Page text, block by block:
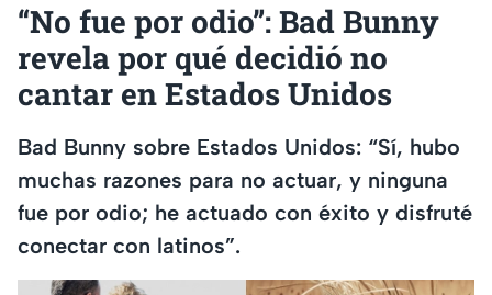
“No fue por odio”: Bad Bunny
revela por qué decidió no
cantar en Estados Unidos
Bad Bunny sobre Estados Unidos: “Sí, hubo
muchas razones para no actuar, y ninguna
fue por odio; he actuado con éxito y disfruté
conectar con latinos”.